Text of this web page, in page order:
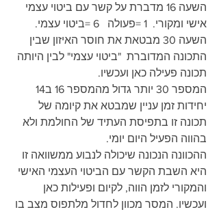
השעה 16 מדברת על קשר עם ביטוי עצמי
אישי ומקורי.  1 =פעולה   6 =ביטוי עצמי.
השעה 30 מבטאת את חוסר האיזון שבין
התכונה המדוברת  "ביטוי עצמי" לבין היותה
תכונה פעילה כאן ועכשיו.
יחידות זמן עניין שמבטא את קיומה של
תכונה זו בתפיסת העתיד של החולמת ולא
בהווה הפעיל היום יומי.
ההכוונה הנכונה שיכולה לנבוע ממשוואה זו
היא השבת הקשר עם הביטוי העצמי האישי
והמקורי לזמן הווה, לקיום ופעילות כאן
ועכשיו. המסר מכוון לחדול מלתפוס מצב בו